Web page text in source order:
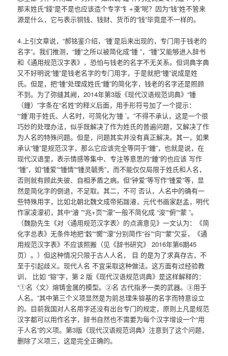
那末姓氏“錢”是不是也应该造个专字“钅+戔”呢？因为“钱”姓不管来
源是什么，它与表示铜钱、钱财、货币的“钱”毕竟是不一样的。
4.上引文章说，“郝铭鉴介绍，‘锺’是后来出现的，专门用于钱老的
名字”。我们推测，“鍾”之所以被简化成“锺 ”，“锺”又能够进入辞书
和《通用规范汉字表》，恐怕与钱老的名字不无关系。但词典字典
又不好明说“锺”是钱老名字的专门用字，于是就把“锺”说成是姓
氏。但是，把“锺”处理成姓氏“鍾”的简化字，钱老的名字还是照顾
不到。为了弥缝其阙，2014年第3版《现代汉语规范词典》“锺
（鍾）”字条在“名姓”的释义后面，用手形符号加了一个提示：
“‘鍾’用于姓氏、人名时，可简化为‘锺 ’。”不得不承认，这是一个很
巧妙的处理办法，似乎既解决了作为姓氏的普遍问题，又解决了作
为人名的特殊问题。但是，问题其实并没有真正解决。其一，如果
承认“锺”是规范汉字，那么它应该完全等同于“鍾”，也就是说，在
现代汉语里，表示情感等集中、专注等意思的“鍾”的也应该 写作
“锺”，如“锺爱”“锺情”“锺灵毓秀”，而不能仅仅局限于姓氏和人名，
否则就有顾此失彼、自相矛盾之病。但“钟爱”等写作“锺爱”等，显
然是简化字的倒退，不足取。其二，不可 否认，人名中的确有一
些特殊用字，比如北朝北魏文成帝拓跋濬，元代书画家赵孟，明代
作家凌濛初，其中“濬 ”“兆+页”“濛”一般不简化成 “浚”“俯”“蒙 ”。
（魏励先生《对〈通用规范汉字表〉的点滴意见》一文认为：《简
化字总表》无条件地把“穀”“嚮”“濛”分别简作“谷”“向”“蒙”欠妥，《通
用规范汉字表》不应该照搬（见《辞书研究》 2016年第6期45
页）。）但这种情况只限于古人人名， 目 的是为了求真存古，不
至于引起歧义。现代人名 不宜采取这种做法。这方面有过经验教
训， 比如 “镕”字，第 2 版《现代汉语规范词典》是这样解释的：
“①名〈文〉熔铸金属的模型。②名 古代指矛一类的武器。③用于
人名。”其中第三个义项显然是为前总理朱镕基的名字而特意设立
的。目前我国对人名用字还没有出台专门的规定，原则上凡是规范
汉字都可以用作名字，辞书自然也不需要为每个汉字增设一个“用
于人名”的义项。第3版《现代汉语规范词典》注意到了这个问题，
删除了义项三，这是完全正确的。